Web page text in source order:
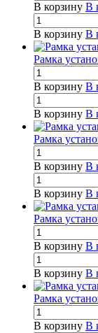
В корзину В
В корзину В
Рамка
В корзину В
В корзину В
Рамка
В корзину В
В корзину В
Рамка
В корзину В
В корзину В
Рамка
В корзину В